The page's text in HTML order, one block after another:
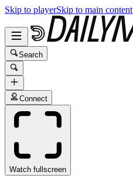
Skip to playerSkip to main content
Search
Connect
Watch fullscreen